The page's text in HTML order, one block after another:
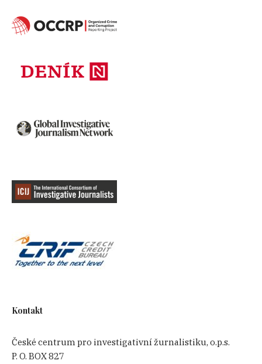
Kontakt
České centrum pro investigativní žurnalistiku, o.p.s.
P. O. BOX 827